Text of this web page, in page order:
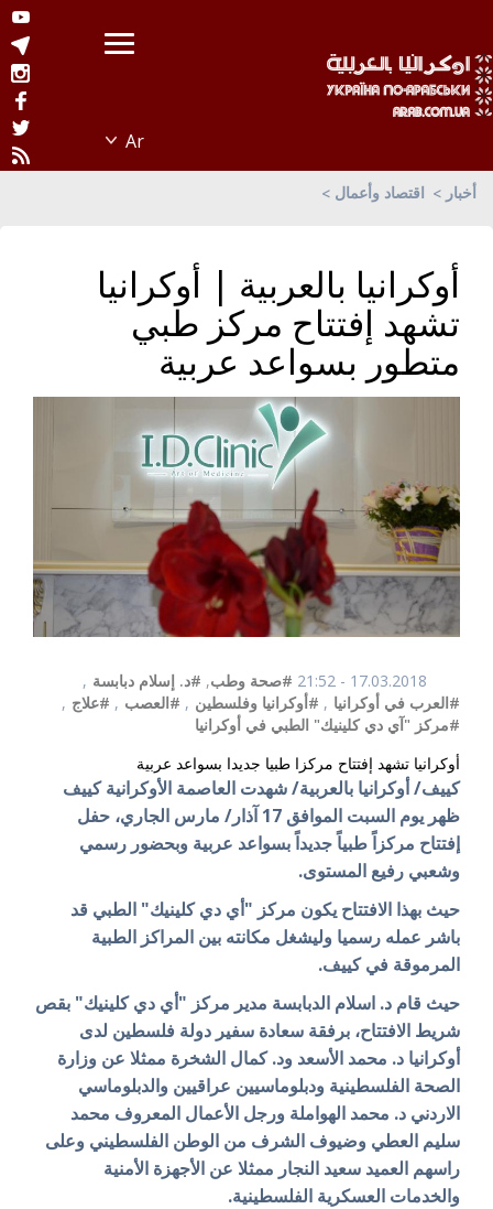
أخبار اقتصاد وأعمال
أوكرانيا بالعربية | أوكرانيا
تشهد إفتتاح مركز طبي
متطور بسواعد عربية
17.03.2018 - 21:52 #صحة وطب, #د. إسلام دبابسة ,
#العرب في أوكرانيا , #أوكرانيا وفلسطين , #العصب , #علاج ,
#مركز "آي دي كلينيك" الطبي في أوكرانيا
أوكرانيا تشهد إفتتاح مركزا طبيا جديدا بسواعد عربية
كييف/ أوكرانيا بالعربية/ شهدت العاصمة الأوكرانية كييف
ظهر يوم السبت الموافق 17 آذار/ مارس الجاري، حفل
إفتتاح مركزاً طبياً جديداً بسواعد عربية وبحضور رسمي
وشعبي رفيع المستوى.
حيث بهذا الافتتاح يكون مركز "أي دي كلينيك" الطبي قد
باشر عمله رسميا وليشغل مكانته بين المراكز الطبية
المرموقة في كييف.
حيث قام د. اسلام الدبابسة مدير مركز "أي دي كلينيك" بقص
شريط الافتتاح، برفقة سعادة سفير دولة فلسطين لدى
أوكرانيا د. محمد الأسعد ود. كمال الشخرة ممثلا عن وزارة
الصحة الفلسطينية ودبلوماسيين عراقيين والدبلوماسي
الاردني د. محمد الهواملة ورجل الأعمال المعروف محمد
سليم العطي وضيوف الشرف من الوطن الفلسطيني وعلى
راسهم العميد سعيد النجار ممثلا عن الأجهزة الأمنية
والخدمات العسكرية الفلسطينية.